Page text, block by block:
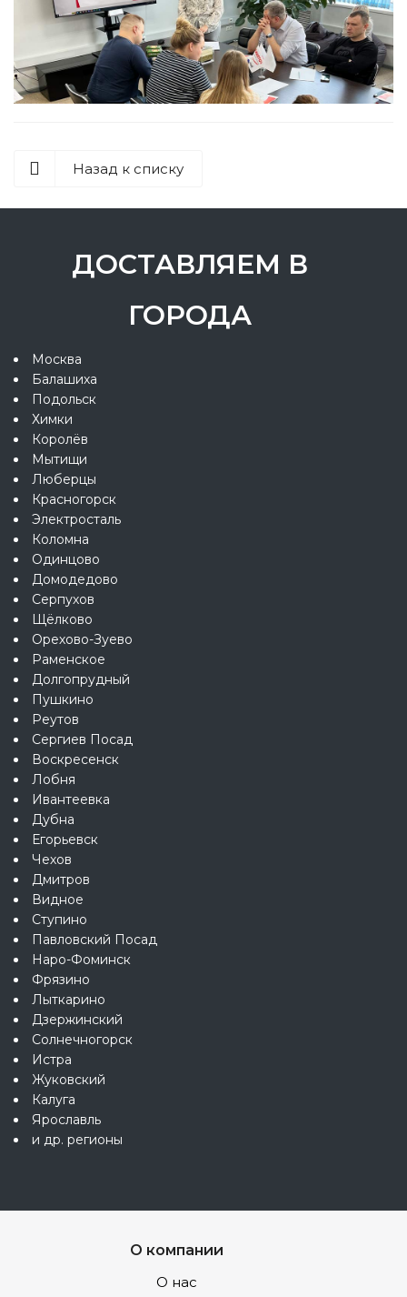
Назад к списку
ДОСТАВЛЯЕМ В
ГОРОДА
Москва
Балашиха
Подольск
Химки
Королёв
Мытищи
Люберцы
Красногорск
Электросталь
Коломна
Одинцово
Домодедово
Серпухов
Щёлково
Орехово-Зуево
Раменское
Долгопрудный
Пушкино
Реутов
Сергиев Посад
Воскресенск
Лобня
Ивантеевка
Дубна
Егорьевск
Чехов
Дмитров
Видное
Ступино
Павловский Посад
Наро-Фоминск
Фрязино
Лыткарино
Дзержинский
Солнечногорск
Истра
Жуковский
Калуга
Ярославль
и др. регионы
О компании
О нас